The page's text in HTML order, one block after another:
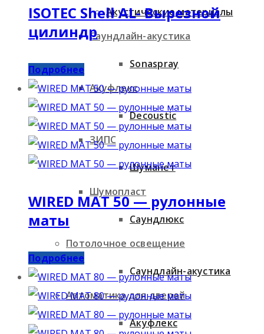
Саундлайн-акустика
Акуфлекс
ЗИПС
Шумопласт
Потолочное освещение
Автоматика для дверей
Акустические материалы
Sonaspray
Decoustic
Шуманет
Саундлюкс
Саундлайн-акустика
Акуфлекс
ISOTEC Shell AL- Вырезной
цилиндр
Подробнее
WIRED MAT 50 — рулонные
маты
Подробнее